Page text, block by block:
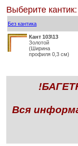
Выберите кантик:
Без кантика
Кант 103\13
Золотой
(Ширина
профиля 0,3 см)
Вся